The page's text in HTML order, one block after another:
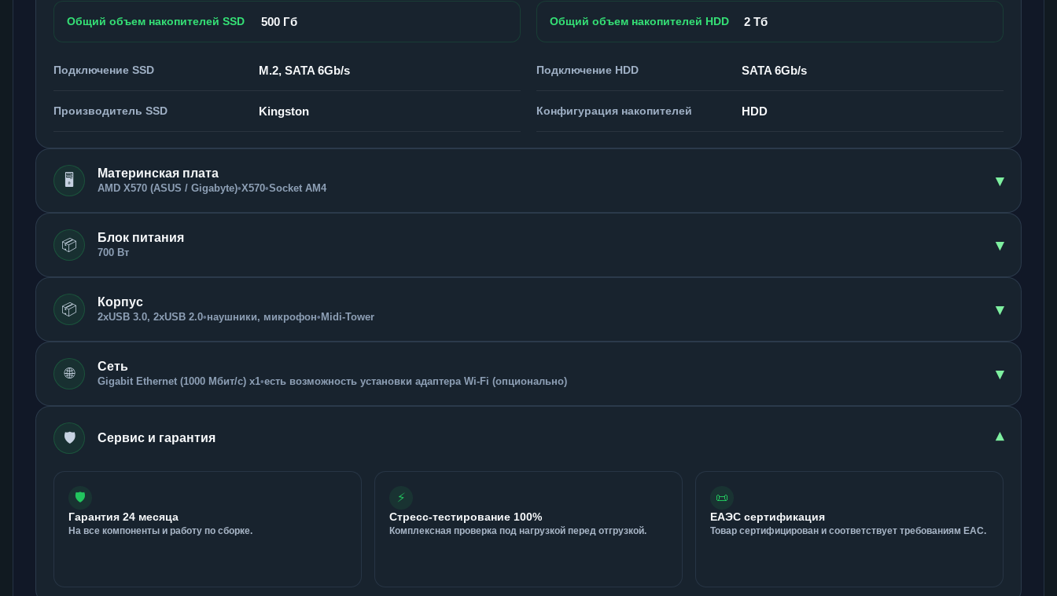
Общий объем накопителей SSD 500 Гб Общий объем накопителей HDD 2 Тб
Подключение SSD M.2, SATA 6Gb/s Подключение HDD SATA 6Gb/s
Производитель SSD Kingston Конфигурация накопителей HDD
🖥️ Материнская плата
AMD X570 (ASUS / Gigabyte)•X570•Socket AM4 ▾
📦 Блок питания
700 Вт ▾
📦 Корпус
2xUSB 3.0, 2xUSB 2.0•наушники, микрофон• Midi-Tower ▾
🌐 Сеть
Gigabit Ethernet (1000 Мбит/с) x1•есть возможность установки адаптера Wi-Fi (опционально) ▾
🛡️ Сервис и гарантия ▾
🛡️
Гарантия 24 месяца
На все компоненты и работу по сборке.
⚡
Стресс-тестирование 100%
Комплексная проверка под нагрузкой перед отгрузкой.
📜
ЕАЭС сертификация
Товар сертифицирован и соответствует требованиям ЕАС.